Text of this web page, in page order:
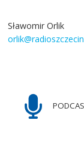
Sławomir Orlik